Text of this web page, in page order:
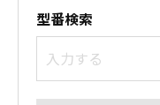
型番検索